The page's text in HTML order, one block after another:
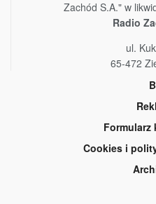
Zachód S.A." w
Radio
ul.
65-472
Cookies i